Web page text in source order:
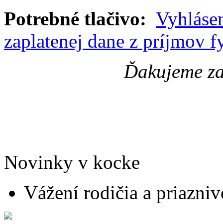
Potrebné tlačivo:
zaplatenej dane z príjmov
Ďakujeme
Novinky v kocke
Vážení rodičia a